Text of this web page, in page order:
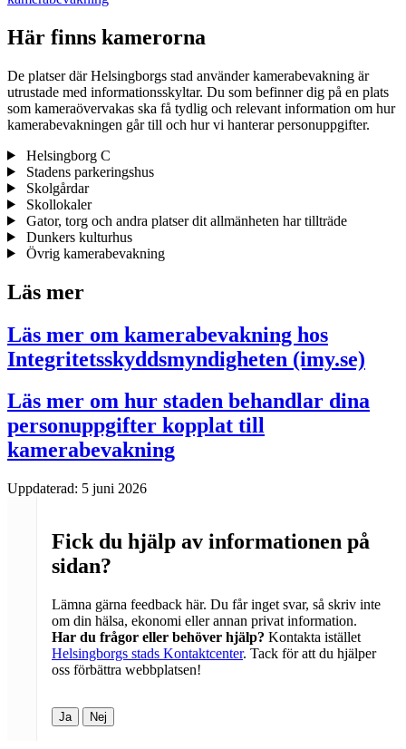
Här finns kamerorna
De platser där Helsingborgs stad använder kamerabevakning är
utrustade med informationsskyltar. Du som befinner dig på en plats
som kameraövervakas ska få tydlig och relevant information om hur
kamerabevakningen går till och hur vi hanterar personuppgifter.
Helsingborg C
Stadens parkeringshus
Skolgårdar
Skollokaler
Gator, torg och andra platser dit allmänheten har tillträde
Dunkers kulturhus
Övrig kamerabevakning
Läs mer
Läs mer om kamerabevakning hos
Integritetsskyddsmyndigheten (imy.se)
Läs mer om hur staden behandlar dina
personuppgifter kopplat till
kamerabevakning
Uppdaterad: 5 juni 2026
Fick du hjälp av informationen på
sidan?
Lämna gärna feedback här. Du får inget svar, så skriv inte
om din hälsa, ekonomi eller annan privat information.
Har du frågor eller behöver hjälp? Kontakta istället
Helsingborgs stads Kontaktcenter. Tack för att du hjälper
oss förbättra webbplatsen!
Ja Nej